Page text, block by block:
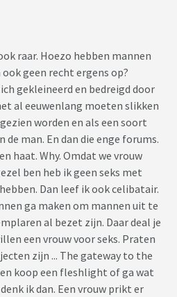
hetzelfde werk doen als
werk waarvoor alleen mannen
zijn daardoor voor bepaalde
de moderne maatschappij is
dat aantal banen
heel klein is geworden.
het algemeen gewoon gemist
een meerwaarde hebben. Daar
voor behoorlijk wat overlast
van de misdrijven gepleegd
onder de populatie
10% uit.
voor nodig zijn, is om kinderen
je nog steeds een vrouw en een
raar. Hoezo hebben mannen
geen recht ergens op?
gekleineerd en bedreigd door
al eeuwenlang moeten slikken
worden en als een soort
de man. En dan die enge forums.
haat. Why. Omdat we vrouw
ben heb ik geen seks met
Dan leef ik ook celibatair.
ga maken om mannen uit te
al bezet zijn. Daar deal je
een vrouw voor seks. Praten
zijn ... The gateway to the
koop een fleshlight of ga wat
ik dan. Een vrouw prikt er